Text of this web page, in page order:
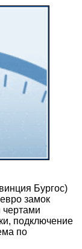
Бургос)
замок
чертами
подключение
по